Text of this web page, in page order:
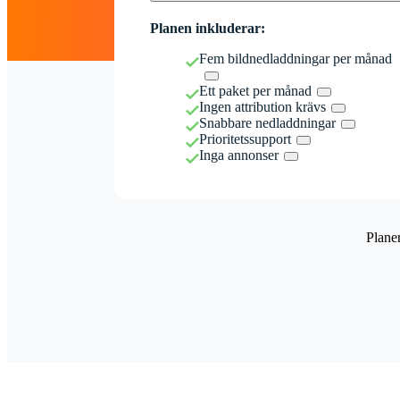
Planen inkluderar:
Fem bildnedladdningar per månad
Ett paket per månad
Ingen attribution krävs
Snabbare nedladdningar
Prioritetssupport
Inga annonser